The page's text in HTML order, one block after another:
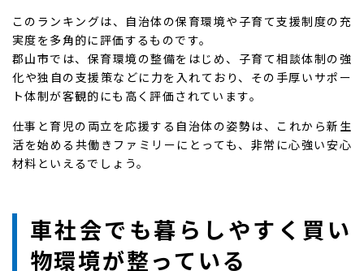
このランキングは、自治体の保育環境や子育て支援制度の充
実度を多角的に評価するものです。
郡山市では、保育環境の整備をはじめ、子育て相談体制の強
化や独自の支援策などに力を入れており、その手厚いサポー
ト体制が客観的にも高く評価されています。
仕事と育児の両立を応援する自治体の姿勢は、これから新生
活を始める共働きファミリーにとっても、非常に心強い安心
材料といえるでしょう。
車社会でも暮らしやすく買い
物環境が整っている